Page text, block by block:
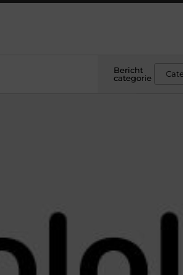
Bericht
categorie